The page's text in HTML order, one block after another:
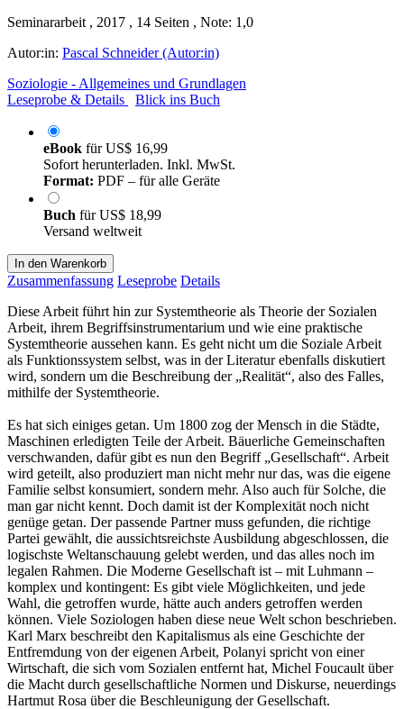
Seminararbeit , 2017 , 14 Seiten , Note: 1,0
Autor:in: Pascal Schneider (Autor:in)
Soziologie - Allgemeines und Grundlagen
Leseprobe & Details
Blick ins Buch
eBook fürUS$ 16,99
Sofort herunterladen. Inkl. MwSt.
Format: PDF – für alle Geräte
Buch fürUS$ 18,99
Versand weltweit
In den Warenkorb
Zusammenfassung Leseprobe Details
Diese Arbeit führt hin zur Systemtheorie als Theorie der Sozialen
Arbeit, ihrem Begriffsinstrumentarium und wie eine praktische
Systemtheorie aussehen kann. Es geht nicht um die Soziale Arbeit
als Funktionssystem selbst, was in der Literatur ebenfalls diskutiert
wird, sondern um die Beschreibung der „Realität“, also des Falles,
mithilfe der Systemtheorie.
Es hat sich einiges getan. Um 1800 zog der Mensch in die Städte,
Maschinen erledigten Teile der Arbeit. Bäuerliche Gemeinschaften
verschwanden, dafür gibt es nun den Begriff „Gesellschaft“. Arbeit
wird geteilt, also produziert man nicht mehr nur das, was die eigene
Familie selbst konsumiert, sondern mehr. Also auch für Solche, die
man gar nicht kennt. Doch damit ist der Komplexität noch nicht
genüge getan. Der passende Partner muss gefunden, die richtige
Partei gewählt, die aussichtsreichste Ausbildung abgeschlossen, die
logischste Weltanschauung gelebt werden, und das alles noch im
legalen Rahmen. Die Moderne Gesellschaft ist – mit Luhmann –
komplex und kontingent: Es gibt viele Möglichkeiten, und jede
Wahl, die getroffen wurde, hätte auch anders getroffen werden
können. Viele Soziologen haben diese neue Welt schon beschrieben.
Karl Marx beschreibt den Kapitalismus als eine Geschichte der
Entfremdung von der eigenen Arbeit, Polanyi spricht von einer
Wirtschaft, die sich vom Sozialen entfernt hat, Michel Foucault über
die Macht durch gesellschaftliche Normen und Diskurse, neuerdings
Hartmut Rosa über die Beschleunigung der Gesellschaft.